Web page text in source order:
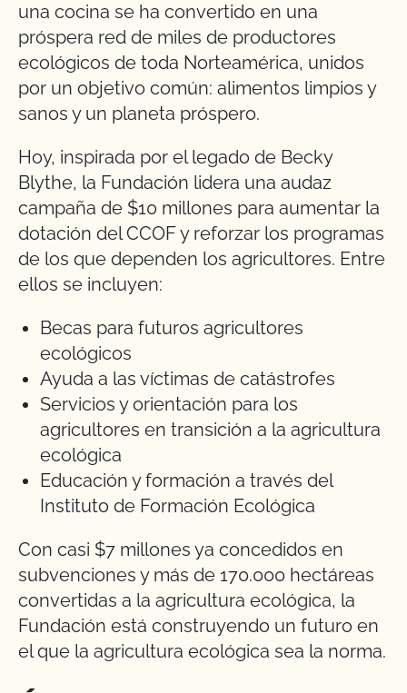
una cocina se ha convertido en una
próspera red de miles de productores
ecológicos de toda Norteamérica, unidos
por un objetivo común: alimentos limpios y
sanos y un planeta próspero.
Hoy, inspirada por el legado de Becky
Blythe, la Fundación lidera una audaz
campaña de $10 millones para aumentar la
dotación del CCOF y reforzar los programas
de los que dependen los agricultores. Entre
ellos se incluyen:
Becas para futuros agricultores
ecológicos
Ayuda a las víctimas de catástrofes
Servicios y orientación para los
agricultores en transición a la agricultura
ecológica
Educación y formación a través del
Instituto de Formación Ecológica
Con casi $7 millones ya concedidos en
subvenciones y más de 170.000 hectáreas
convertidas a la agricultura ecológica, la
Fundación está construyendo un futuro en
el que la agricultura ecológica sea la norma.